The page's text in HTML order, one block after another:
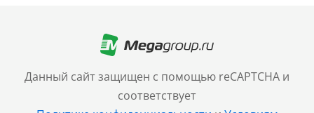
Данный сайт защищен с помощью reCAPTCHA и
соответствует
+7 (499) 705-30-10
Санкт-Петербург
+7 (812) 600-77-33